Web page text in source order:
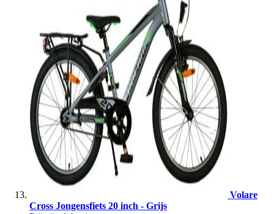
Volare
Cross Jongensfiets 20 inch - Grijs